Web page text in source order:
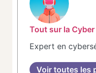
Tout sur la Cyber
Expert en
Voir toutes les